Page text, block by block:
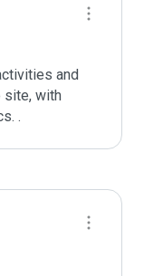
and
site, with
.